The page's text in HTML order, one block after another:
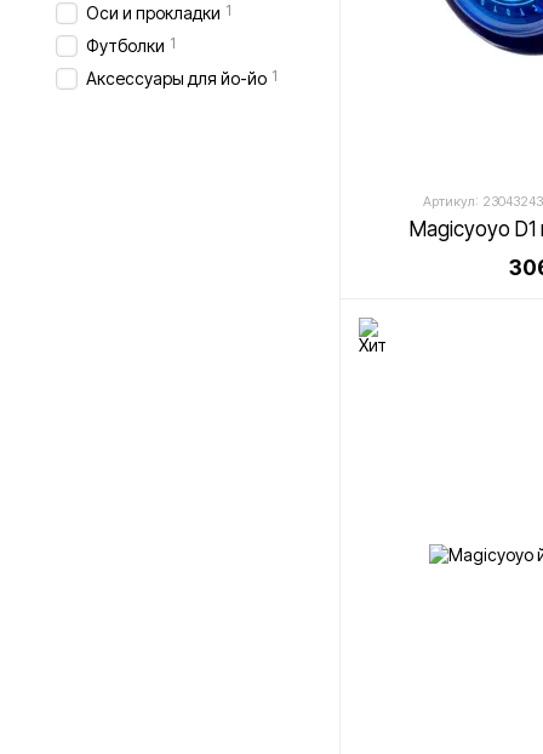
Артикул:
Magicyoyo
Оси и прокладки 1
Футболки 1
Аксессуары для йо-йо 1